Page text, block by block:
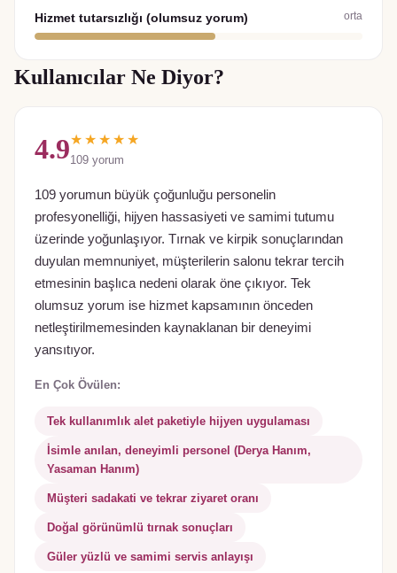
Hizmet tutarsızlığı (olumsuz yorum) orta
Kullanıcılar Ne Diyor?
4.9★★★★★
109 yorum
109 yorumun büyük çoğunluğu personelin
profesyonelliği, hijyen hassasiyeti ve samimi tutumu
üzerinde yoğunlaşıyor. Tırnak ve kirpik sonuçlarından
duyulan memnuniyet, müşterilerin salonu tekrar tercih
etmesinin başlıca nedeni olarak öne çıkıyor. Tek
olumsuz yorum ise hizmet kapsamının önceden
netleştirilmemesinden kaynaklanan bir deneyimi
yansıtıyor.
En Çok Övülen:
Tek kullanımlık alet paketiyle hijyen uygulaması
İsimle anılan, deneyimli personel (Derya Hanım,
Yasaman Hanım)
Müşteri sadakati ve tekrar ziyaret oranı
Doğal görünümlü tırnak sonuçları
Güler yüzlü ve samimi servis anlayışı